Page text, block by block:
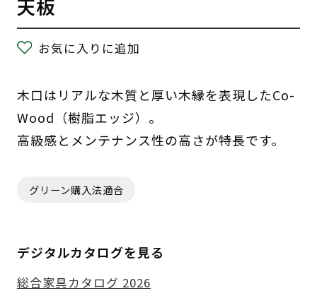
天板
お気に入りに追加
木口はリアルな木質と厚い木縁を表現したCo-
Wood（樹脂エッジ）。
高級感とメンテナンス性の高さが特長です。
グリーン購入法適合
デジタルカタログを見る
総合家具カタログ 2026